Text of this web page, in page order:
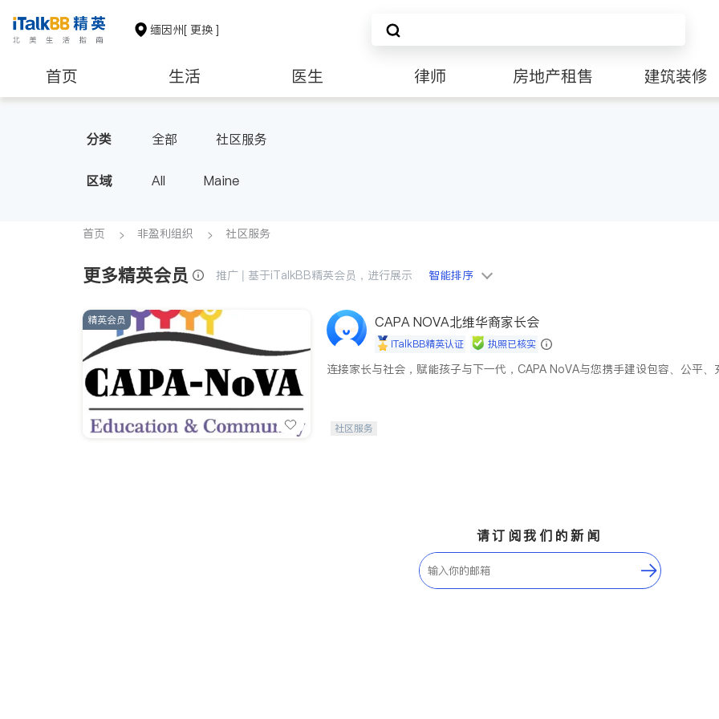
缅因州[ 更换 ]
首页 生活 医生 律师 房地产租售 建筑装修
分类 全部 社区服务
区域 All Maine
首页 非盈利组织 社区服务
更多精英会员 推广 | 基于iTalkBB精英会员，进行展示 智能排序
精英会员 CAPA NOVA北维华裔家长会
iTalkBB精英认证 执照已核实
连接家长与社会，赋能孩子与下一代，CAPA NoVA与您携手建设包容、公平、
社区服务
请订阅我们的新闻